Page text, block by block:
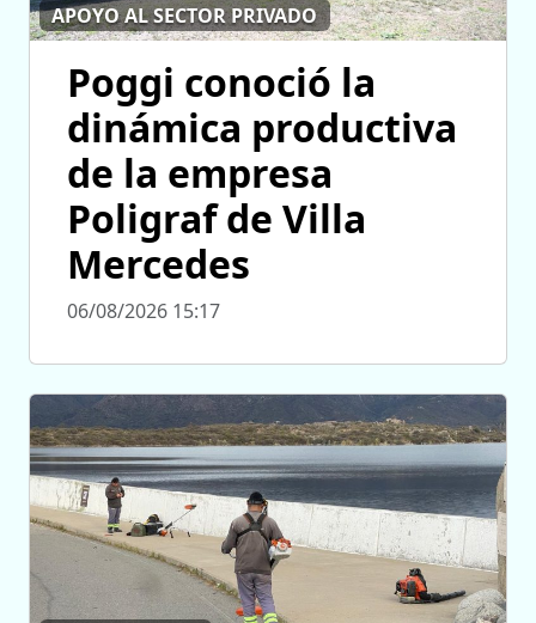
APOYO AL SECTOR PRIVADO
Poggi conoció la
dinámica productiva
de la empresa
Poligraf de Villa
Mercedes
06/08/2026 15:17